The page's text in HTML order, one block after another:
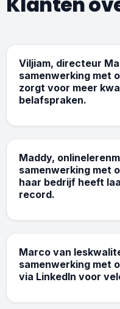
Coaching B2C
Viljiam, directeur
samenwerking met
zorgt voor meer
belafspraken.
Opleiding B2C
4 K
Maddy,
samenwerking met
haar bedrijf heeft
record.
Consultancy B2B
4 K
Marco van
samenwerking met
via LinkedIn voor